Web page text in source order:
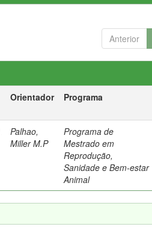
Anterior
Orientador Programa
Palhao,
Miller M.P
Programa de
Mestrado em
Reprodução,
Sanidade e Bem-estar
Animal